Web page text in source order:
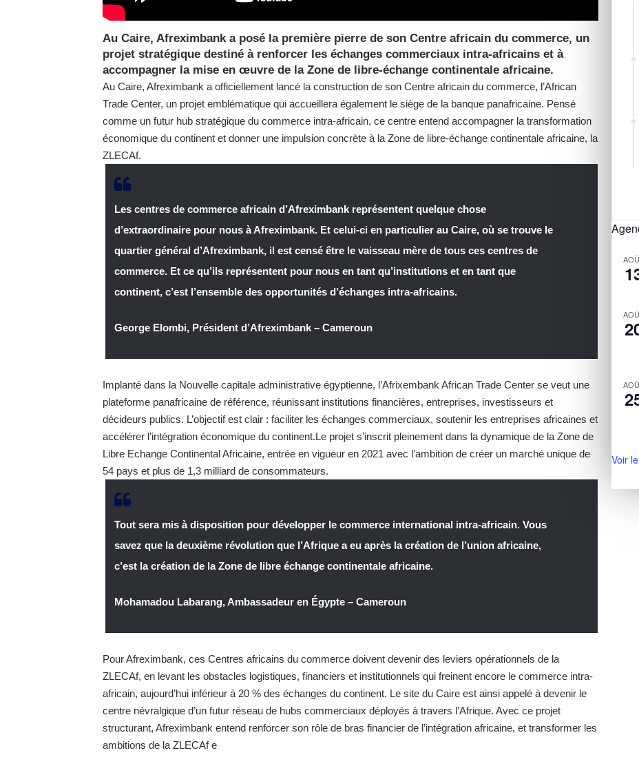
Au Caire, Afreximbank a posé la première pierre de son Centre africain du commerce, un
projet stratégique destiné à renforcer les échanges commerciaux intra-africains et à
accompagner la mise en œuvre de la Zone de libre-échange continentale africaine.
Au Caire, Afreximbank a officiellement lancé la construction de son Centre africain du commerce, l’African
Trade Center, un projet emblématique qui accueillera également le siège de la banque panafricaine. Pensé
comme un futur hub stratégique du commerce intra-africain, ce centre entend accompagner la transformation
économique du continent et donner une impulsion concrète à la Zone de libre-échange continentale africaine, la
ZLECAf.
Les centres de commerce africain d’Afreximbank représentent quelque chose
d’extraordinaire pour nous à Afreximbank. Et celui-ci en particulier au Caire, où se trouve le
quartier général d’Afreximbank, il est censé être le vaisseau mère de tous ces centres de
commerce. Et ce qu’ils représentent pour nous en tant qu’institutions et en tant que
continent, c’est l’ensemble des opportunités d’échanges intra-africains.
George Elombi, Président d’Afreximbank – Cameroun
Implanté dans la Nouvelle capitale administrative égyptienne, l’Afrixembank African Trade Center se veut une
plateforme panafricaine de référence, réunissant institutions financières, entreprises, investisseurs et
décideurs publics. L’objectif est clair : faciliter les échanges commerciaux, soutenir les entreprises africaines et
accélérer l’intégration économique du continent.Le projet s’inscrit pleinement dans la dynamique de la Zone de
Libre Echange Continental Africaine, entrée en vigueur en 2021 avec l’ambition de créer un marché unique de
54 pays et plus de 1,3 milliard de consommateurs.
Tout sera mis à disposition pour développer le commerce international intra-africain. Vous
savez que la deuxième révolution que l’Afrique a eu après la création de l’union africaine,
c’est la création de la Zone de libre échange continentale africaine.
Mohamadou Labarang, Ambassadeur en Égypte – Cameroun
Pour Afreximbank, ces Centres africains du commerce doivent devenir des leviers opérationnels de la
ZLECAf, en levant les obstacles logistiques, financiers et institutionnels qui freinent encore le commerce intra-
africain, aujourd’hui inférieur à 20 % des échanges du continent. Le site du Caire est ainsi appelé à devenir le
centre névralgique d’un futur réseau de hubs commerciaux déployés à travers l’Afrique. Avec ce projet
structurant, Afreximbank entend renforcer son rôle de bras financier de l’intégration africaine, et transformer les
ambitions de la ZLECAf e
Voir